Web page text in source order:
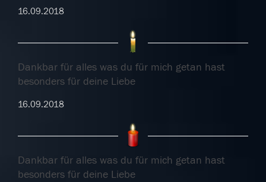
16.09.2018
Dankbar für alles was du für mich getan hast
besonders für deine Liebe
16.09.2018
Dankbar für alles was du für mich getan hast
besonders für deine Liebe